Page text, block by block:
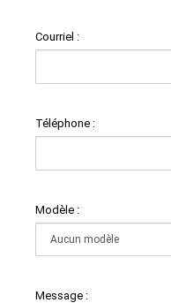
Courriel :
Téléphone :
Modèle :
Message :